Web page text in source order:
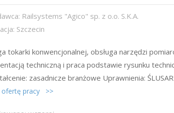
Railsystems "Agico" sp. z o.o. S.K.A.
Szczecin
tokarki konwencjonalnej, obsługa narzędzi
techniczną i praca podstawie rysunku
zasadnicze branżowe Uprawnienia:
ofertę pracy >>